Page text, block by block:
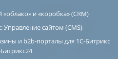
и «коробка» (CRM)
Управление сайтом (CMS)
и b2b-порталы для 1С-Битрикс